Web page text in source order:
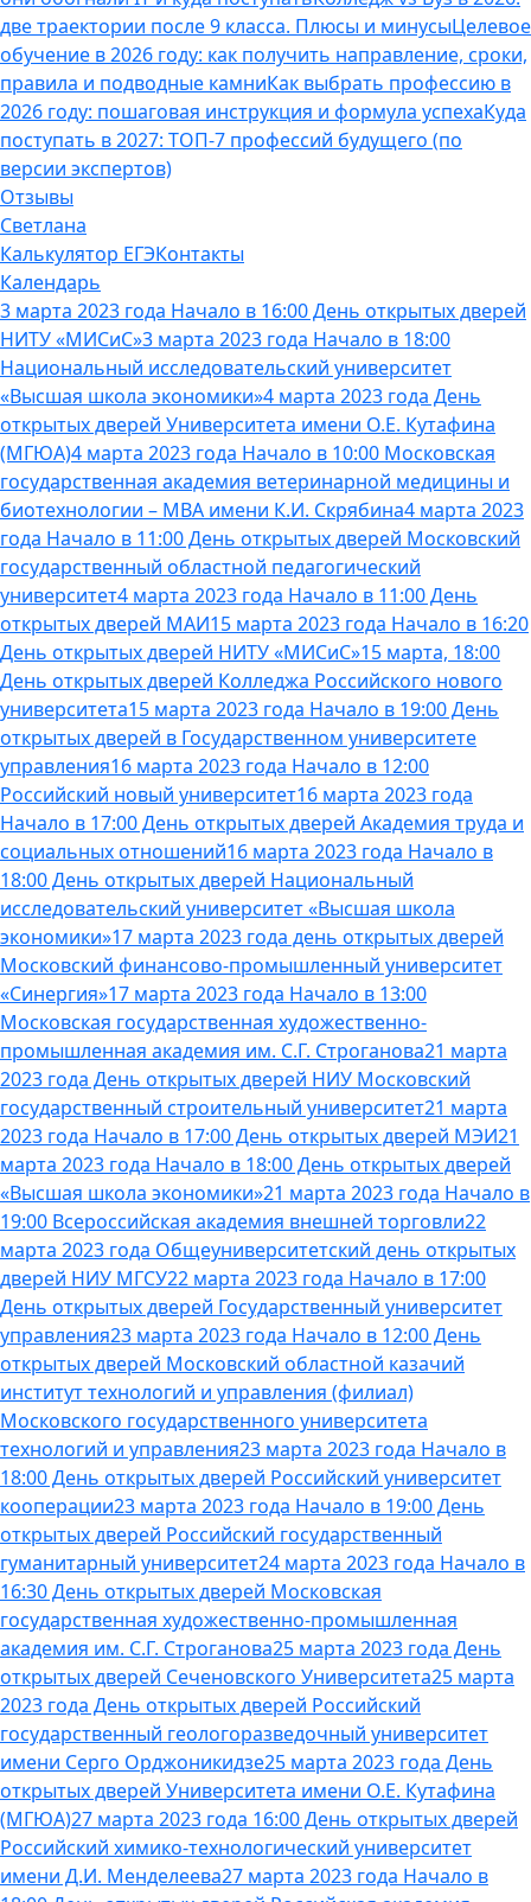
две траектории после 9 класса. Плюсы и минусыЦелевое
обучение в 2026 году: как получить направление, сроки,
правила и подводные камниКак выбрать профессию в
2026 году: пошаговая инструкция и формула успехаКуда
поступать в 2027: ТОП-7 профессий будущего (по
версии экспертов)
Отзывы
Светлана
Калькулятор ЕГЭКонтакты
Календарь
3 марта 2023 года Начало в 16:00 День открытых дверей
НИТУ «МИСиС»3 марта 2023 года Начало в 18:00
Национальный исследовательский университет
«Высшая школа экономики»4 марта 2023 года День
открытых дверей Университета имени О.Е. Кутафина
(МГЮА)4 марта 2023 года Начало в 10:00 Московская
государственная академия ветеринарной медицины и
биотехнологии – МВА имени К.И. Скрябина4 марта 2023
года Начало в 11:00 День открытых дверей Московский
государственный областной педагогический
университет4 марта 2023 года Начало в 11:00 День
открытых дверей МАИ15 марта 2023 года Начало в 16:20
День открытых дверей НИТУ «МИСиС»15 марта, 18:00
День открытых дверей Колледжа Российского нового
университета15 марта 2023 года Начало в 19:00 День
открытых дверей в Государственном университете
управления16 марта 2023 года Начало в 12:00
Российский новый университет16 марта 2023 года
Начало в 17:00 День открытых дверей Академия труда и
социальных отношений16 марта 2023 года Начало в
18:00 День открытых дверей Национальный
исследовательский университет «Высшая школа
экономики»17 марта 2023 года день открытых дверей
Московский финансово-промышленный университет
«Синергия»17 марта 2023 года Начало в 13:00
Московская государственная художественно-
промышленная академия им. С.Г. Строганова21 марта
2023 года День открытых дверей НИУ Московский
государственный строительный университет21 марта
2023 года Начало в 17:00 День открытых дверей МЭИ21
марта 2023 года Начало в 18:00 День открытых дверей
«Высшая школа экономики»21 марта 2023 года Начало в
19:00 Всероссийская академия внешней торговли22
марта 2023 года Общеуниверситетский день открытых
дверей НИУ МГСУ22 марта 2023 года Начало в 17:00
День открытых дверей Государственный университет
управления23 марта 2023 года Начало в 12:00 День
открытых дверей Московский областной казачий
институт технологий и управления (филиал)
Московского государственного университета
технологий и управления23 марта 2023 года Начало в
18:00 День открытых дверей Российский университет
кооперации23 марта 2023 года Начало в 19:00 День
открытых дверей Российский государственный
гуманитарный университет24 марта 2023 года Начало в
16:30 День открытых дверей Московская
государственная художественно-промышленная
академия им. С.Г. Строганова25 марта 2023 года День
открытых дверей Сеченовского Университета25 марта
2023 года День открытых дверей Российский
государственный геологоразведочный университет
имени Серго Орджоникидзе25 марта 2023 года День
открытых дверей Университета имени О.Е. Кутафина
(МГЮА)27 марта 2023 года 16:00 День открытых дверей
Российский химико-технологический университет
имени Д.И. Менделеева27 марта 2023 года Начало в